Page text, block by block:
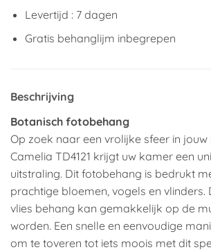
Levertijd : 7 dagen
Gratis behanglijm inbegrepen
Beschrijving
Botanisch fotobehang
Op zoek naar een vrolijke sfeer in
Camelia TD4121 krijgt uw kamer een
uitstraling. Dit fotobehang is bedrukt
prachtige bloemen, vogels en vlinders.
vlies behang kan gemakkelijk op de
worden. Een snelle en eenvoudige
om te toveren tot iets moois met dit